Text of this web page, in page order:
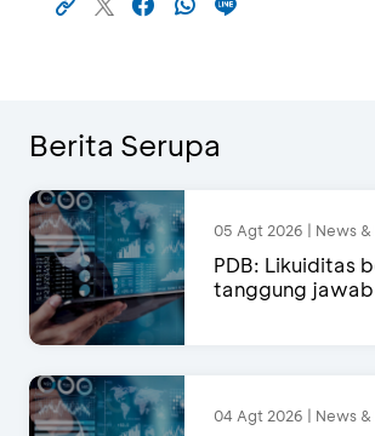
Berita Serupa
05 Agt 2026 | News &
PDB: Likuiditas
tanggung
04 Agt 2026 | News &